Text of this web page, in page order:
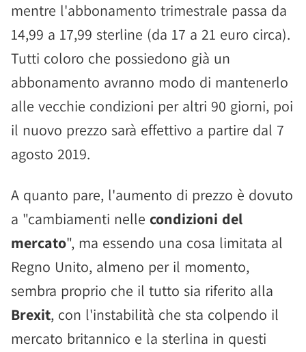
mentre l'abbonamento trimestrale passa da
14,99 a 17,99 sterline (da 17 a 21 euro circa).
Tutti coloro che possiedono già un
abbonamento avranno modo di mantenerlo
alle vecchie condizioni per altri 90 giorni, poi
il nuovo prezzo sarà effettivo a partire dal 7
agosto 2019.
A quanto pare, l'aumento di prezzo è dovuto
a "cambiamenti nelle condizioni del
mercato", ma essendo una cosa limitata al
Regno Unito, almeno per il momento,
sembra proprio che il tutto sia riferito alla
Brexit, con l'instabilità che sta colpendo il
mercato britannico e la sterlina in questi